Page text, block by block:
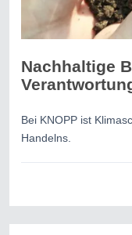
Nachhaltige
Bei KNOPP ist
Handelns.